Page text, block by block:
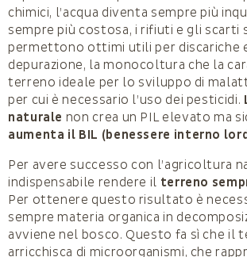
chimici, l’acqua diventa sempre più
sempre più costosa, i rifiuti e gli scarti
permettono ottimi utili per discariche
depurazione, la monocoltura che la
terreno ideale per lo sviluppo di
per cui è necessario l’uso dei pesticidi.
naturale non crea un PIL elevato ma
aumenta il BIL (benessere interno
Per avere successo con l’agricoltura
indispensabile rendere il terreno
Per ottenere questo risultato è
sempre materia organica in
avviene nel bosco. Questo fa sì che il
arricchisca di microorganismi, che